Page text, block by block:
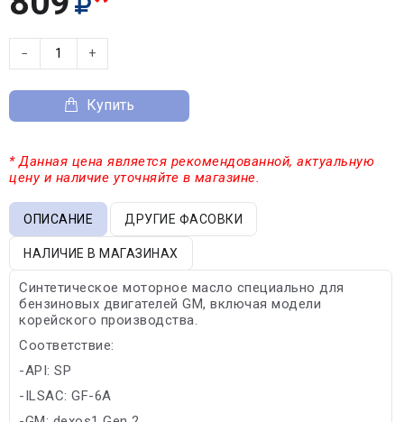
− +
Купить
* Данная цена является рекомендованной, актуальную
цену и наличие уточняйте в магазине.
ОПИСАНИЕ ДРУГИЕ ФАСОВКИ
НАЛИЧИЕ В МАГАЗИНАХ
Синтетическое моторное масло специально для
бензиновых двигателей GM, включая модели
корейского производства.
Соответствие:
-API: SP
-ILSAC: GF-6A